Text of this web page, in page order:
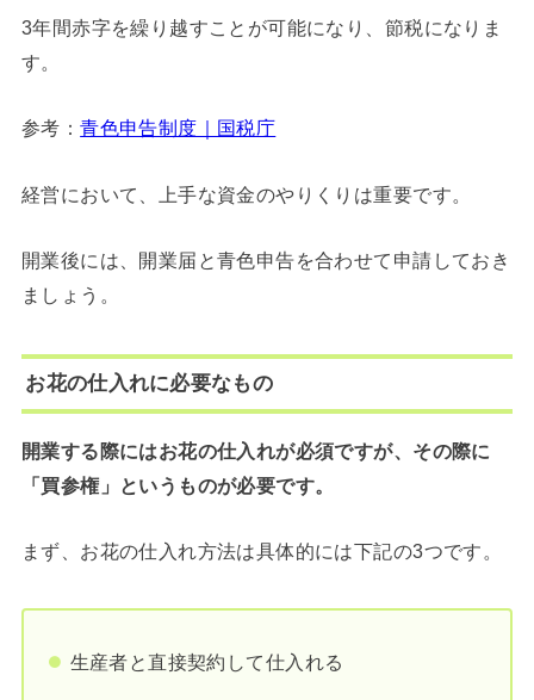
3年間赤字を繰り越すことが可能になり、節税になりま
す。
参考：青色申告制度｜国税庁
経営において、上手な資金のやりくりは重要です。
開業後には、開業届と青色申告を合わせて申請しておき
ましょう。
お花の仕入れに必要なもの
開業する際にはお花の仕入れが必須ですが、その際に
「買参権」というものが必要です。
まず、お花の仕入れ方法は具体的には下記の3つです。
生産者と直接契約して仕入れる